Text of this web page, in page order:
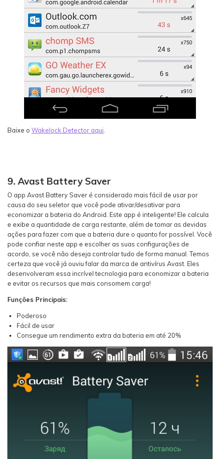
Baixe o Wakelock Detector aqui
9. Avast Battery Saver
O app Avast Battery Saver é considerado mais fácil de usar por
causa do seu seletor que você pode ativar/desativar para
economizar a bateria do Android. Este app é inteligente! Ele calcula
e exibe a quantidade de carga restante, além de tomar as devidas
ações para fazer com que a bateria dure o quanto for possível. Você
pode confiar neste app e escolher as suas configurações de
acordo, se você não deseja controlar tudo de forma manual. Temos
certeza que você já ouviu falar da marca de antivírus Avast. Eles
desenvolveram essa incrível tecnologia para economizar a bateria
e evitar os recursos que mais consomem carga!
Funções Principais:
Poderoso
Fácil de usar
Consegue um rendimento extra da bateria em até 20%